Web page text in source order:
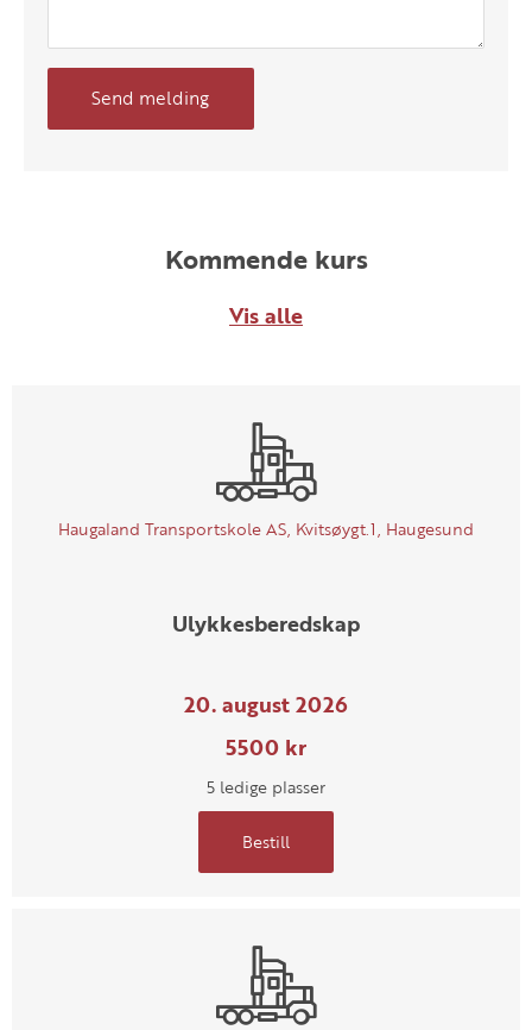
Send melding
Kommende kurs
Vis alle
Haugaland Transportskole AS, Kvitsøygt.1, Haugesund
Ulykkesberedskap
20. august 2026
5500 kr
5 ledige plasser
Bestill